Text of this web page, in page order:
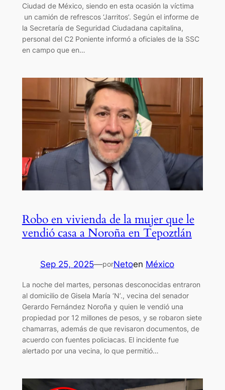
Ciudad de México, siendo en esta ocasión la víctima
un camión de refrescos ‘Jarritos’. Según el informe de
la Secretaría de Seguridad Ciudadana capitalina,
personal del C2 Poniente informó a oficiales de la SSC
en campo que en…
Robo en vivienda de la mujer que le
vendió casa a Noroña en Tepoztlán
Sep 25, 2025—porNetoen México
La noche del martes, personas desconocidas entraron
al domicilio de Gisela María ‘N’., vecina del senador
Gerardo Fernández Noroña y quien le vendió una
propiedad por 12 millones de pesos, y se robaron siete
chamarras, además de que revisaron documentos, de
acuerdo con fuentes policiacas. El incidente fue
alertado por una vecina, lo que permitió…